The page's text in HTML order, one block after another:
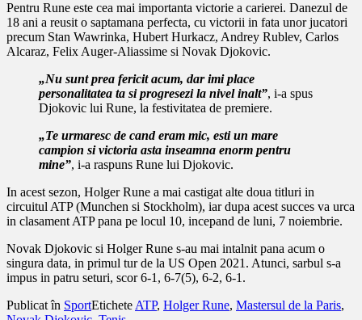
Pentru Rune este cea mai importanta victorie a carierei. Danezul de
18 ani a reusit o saptamana perfecta, cu victorii in fata unor jucatori
precum Stan Wawrinka, Hubert Hurkacz, Andrey Rublev, Carlos
Alcaraz, Felix Auger-Aliassime si Novak Djokovic.
„Nu sunt prea fericit acum, dar imi place
personalitatea ta si progresezi la nivel inalt”, i-a spus
Djokovic lui Rune, la festivitatea de premiere.
„Te urmaresc de cand eram mic, esti un mare
campion si victoria asta inseamna enorm pentru
mine”, i-a raspuns Rune lui Djokovic.
In acest sezon, Holger Rune a mai castigat alte doua titluri in
circuitul ATP (Munchen si Stockholm), iar dupa acest succes va urca
in clasament ATP pana pe locul 10, incepand de luni, 7 noiembrie.
Novak Djokovic si Holger Rune s-au mai intalnit pana acum o
singura data, in primul tur de la US Open 2021. Atunci, sarbul s-a
impus in patru seturi, scor 6-1, 6-7(5), 6-2, 6-1.
Publicat în SportEtichete ATP, Holger Rune, Mastersul de la Paris,